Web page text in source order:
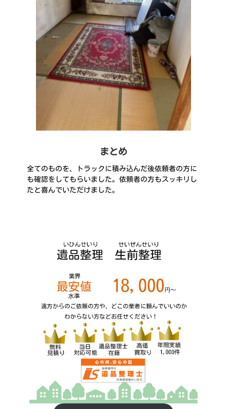
まとめ
全てのものを、トラックに積み込んだ後依頼者の方に
も確認をしてもらいました。依頼者の方もスッキリし
たと喜んでいただけました。